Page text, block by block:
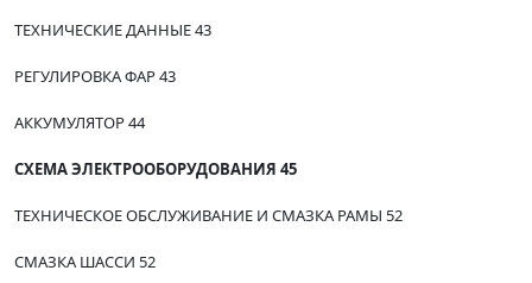
ТЕХНИЧЕСКИЕ ДАННЫЕ 43
РЕГУЛИРОВКА ФАР 43
АККУМУЛЯТОР 44
СХЕМА ЭЛЕКТРООБОРУДОВАНИЯ 45
ТЕХНИЧЕСКОЕ ОБСЛУЖИВАНИЕ И СМАЗКА РАМЫ 52
СМАЗКА ШАССИ 52